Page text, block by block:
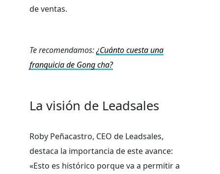
de ventas.
Te recomendamos:¿Cuánto cuesta una
franquicia de Gong cha?
La visión de Leadsales
Roby Peñacastro, CEO de Leadsales,
destaca la importancia de este avance:
«Esto es histórico porque va a permitir a